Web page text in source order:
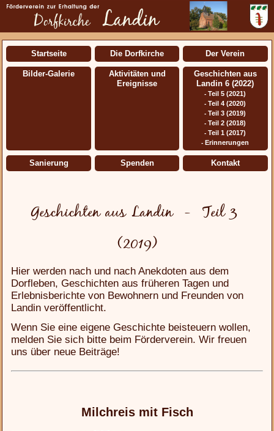
Startseite Die Dorfkirche Der Verein
Bilder-Galerie
Aktivitäten und
Ereignisse
Geschichten aus
Landin 6 (2022)
-Teil 5 (2021)
-Teil 4 (2020)
-Teil 3 (2019)
-Teil 2 (2018)
-Teil 1 (2017)
- Erinnerungen
Sanierung Spenden Kontakt
Geschichten aus Landin - Teil 3
(2019)
Hier werden nach und nach Anekdoten aus dem
Dorfleben, Geschichten aus früheren Tagen und
Erlebnisberichte von Bewohnern und Freunden von
Landin veröffentlicht.
Wenn Sie eine eigene Geschichte beisteuern wollen,
melden Sie sich bitte beim Förderverein. Wir freuen
uns über neue Beiträge!
Milchreis mit Fisch